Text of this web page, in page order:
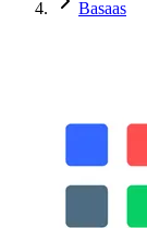
Basaas